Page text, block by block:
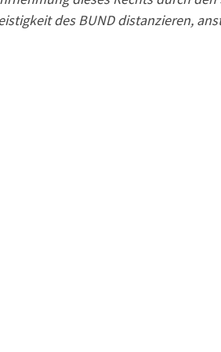
des BUND distanzieren,